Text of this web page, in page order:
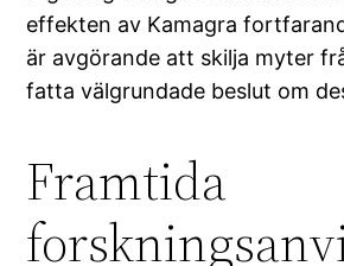
effekten av Kamagra
är avgörande att skilja myter
fatta välgrundade beslut om
Framtida